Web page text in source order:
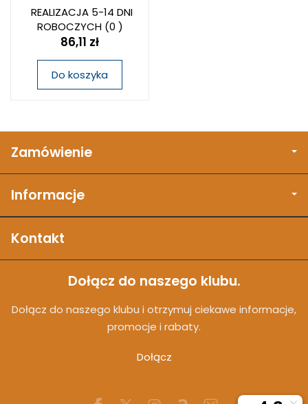
REALIZACJA 5-14 DNI
ROBOCZYCH(0 )
86,11 zł
Do koszyka
Zamówienie
Informacje
Kontakt
Dołącz do naszego klubu.
Dołącz do naszego klubu i otrzymuj ciekawe informacje,
promocje i rabaty.
Dołącz